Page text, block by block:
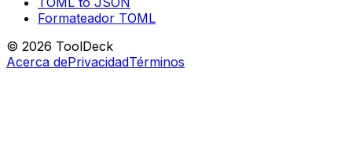
Formateador TOML
© 2026 ToolDeck
Acerca dePrivacidadTérminos